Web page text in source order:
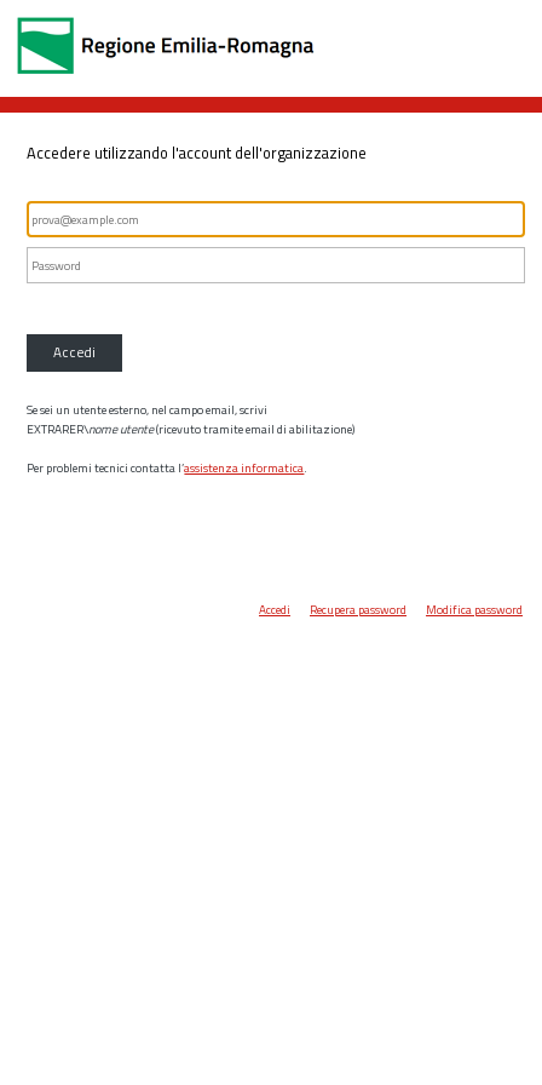
Accedere utilizzando l'account dell'organizzazione
Accedi
Se sei un utente esterno, nel campo email, scrivi
EXTRARER\nome utente(ricevuto tramite email di abilitazione)
Per problemi tecnici contatta l’assistenza informatica.
Accedi Recupera password Modifica password